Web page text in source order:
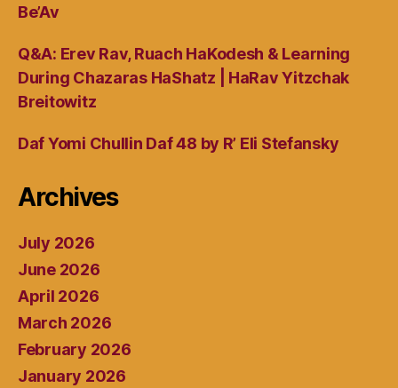
Be’Av
Q&A: Erev Rav, Ruach HaKodesh & Learning
During Chazaras HaShatz | HaRav Yitzchak
Breitowitz
Daf Yomi Chullin Daf 48 by R’ Eli Stefansky
Archives
July 2026
June 2026
April 2026
March 2026
February 2026
January 2026